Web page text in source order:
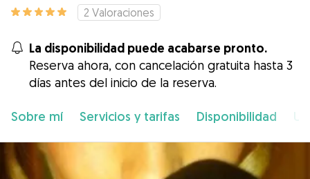
2 Valoraciones
La disponibilidad puede acabarse pronto.
Reserva ahora, con cancelación gratuita hasta 3
días antes del inicio de la reserva.
Sobre mí Servicios y tarifas Disponibilidad